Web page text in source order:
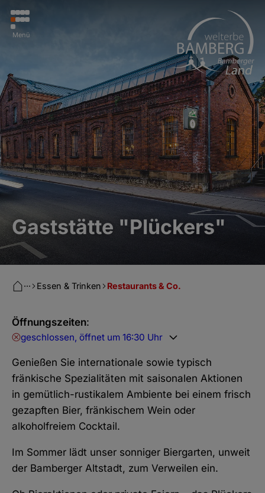
Menü
Gaststätte "Plückers"
Restaurants & Co.
Essen & Trinken
···
Öffnungszeiten:
geschlossen, öffnet um 16:30 Uhr
Genießen Sie internationale sowie typisch
fränkische Spezialitäten mit saisonalen Aktionen
in gemütlich-rustikalem Ambiente bei einem frisch
gezapften Bier, fränkischem Wein oder
alkoholfreiem Cocktail.
Im Sommer lädt unser sonniger Biergarten, unweit
der Bamberger Altstadt, zum Verweilen ein.